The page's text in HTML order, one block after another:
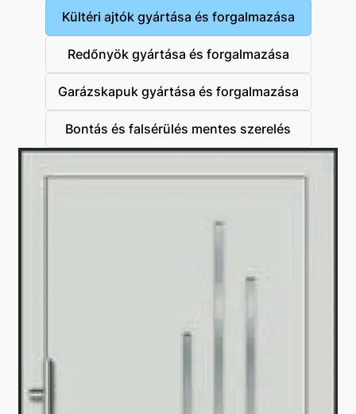
Kültéri ajtók gyártása és forgalmazása
Redőnyök gyártása és forgalmazása
Garázskapuk gyártása és forgalmazása
Bontás és falsérülés mentes szerelés